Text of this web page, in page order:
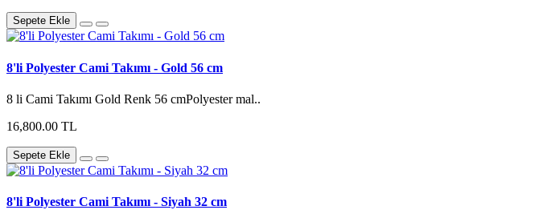
Sepete Ekle
8'li Polyester Cami Takımı - Gold 56 cm
8 li Cami Takımı Gold Renk 56 cmPolyester mal..
16,800.00 TL
Sepete Ekle
8'li Polyester Cami Takımı - Siyah 32 cm